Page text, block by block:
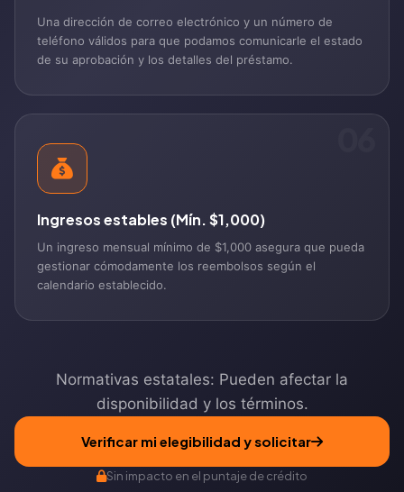
Una dirección de correo electrónico y un número de
teléfono válidos para que podamos comunicarle el estado
de su aprobación y los detalles del préstamo.
Ingresos estables (Mín. $1,000)
Un ingreso mensual mínimo de $1,000 asegura que pueda
gestionar cómodamente los reembolsos según el
calendario establecido.
Normativas estatales: Pueden afectar la
disponibilidad y los términos.
Verificar mi elegibilidad y solicitar
Sin impacto en el puntaje de crédito